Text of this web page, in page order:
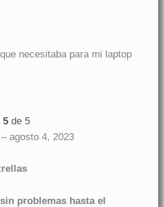
necesitaba para mi laptop
5 de 5
– agosto 4, 2023
problemas hasta el